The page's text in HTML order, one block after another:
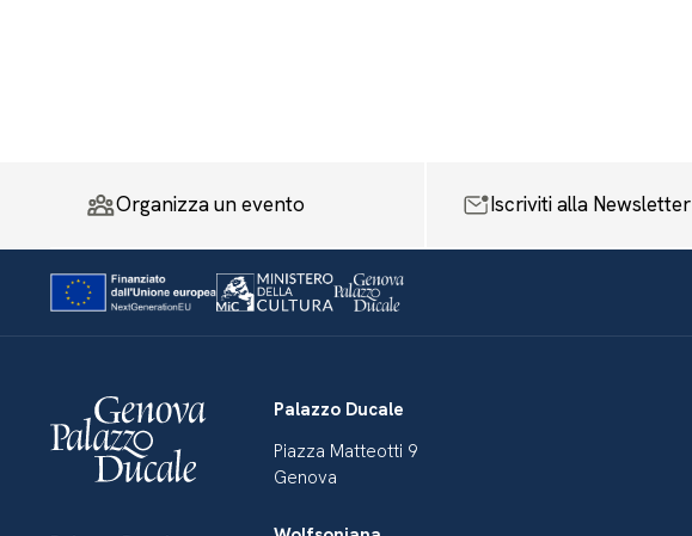
Organizza un evento Iscriviti alla Newsletter
Palazzo Ducale
Piazza Matteotti 9
Genova